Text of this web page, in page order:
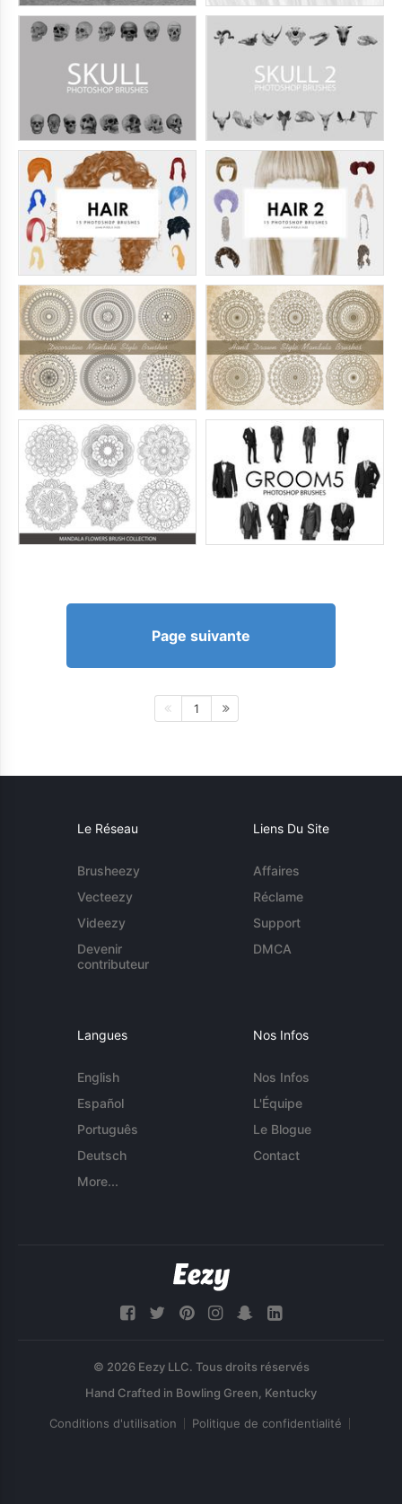
Page suivante
1
Le Réseau
Brusheezy
Vecteezy
Videezy
Devenir
contributeur
Liens Du Site
Affaires
Réclame
Support
DMCA
Langues
English
Español
Português
Deutsch
More...
Nos Infos
Nos Infos
L'Équipe
Le Blogue
Contact
© 2026 Eezy LLC. Tous droits réservés
Conditions d'utilisation Politique de confidentialité